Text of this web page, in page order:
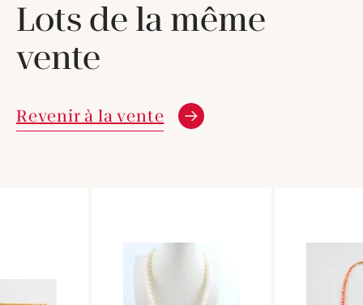
Lots de la même
vente
Revenir à la vente